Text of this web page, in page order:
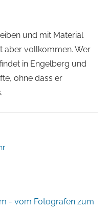
und mit Material
aber vollkommen. Wer
in Engelberg und
ohne dass er
- vom Fotografen zum